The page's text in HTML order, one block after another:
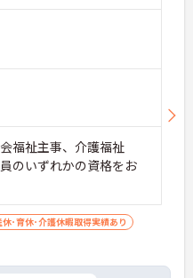
福祉主事、介護福祉
のいずれかの資格をお
休･育休･介護休暇取得実績あり